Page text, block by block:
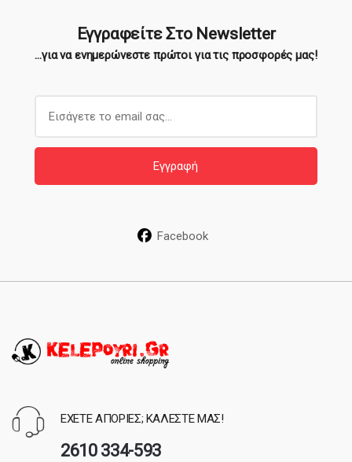
Εγγραφείτε Στο Newsletter
...για να ενημερώνεστε πρώτοι για τις προσφορές μας!
a
l
Εγγραφή
Facebook
ΕΧΕΤΕ ΑΠΟΡΙΕΣ; ΚΑΛΕΣΤΕ ΜΑΣ!
2610 334-593